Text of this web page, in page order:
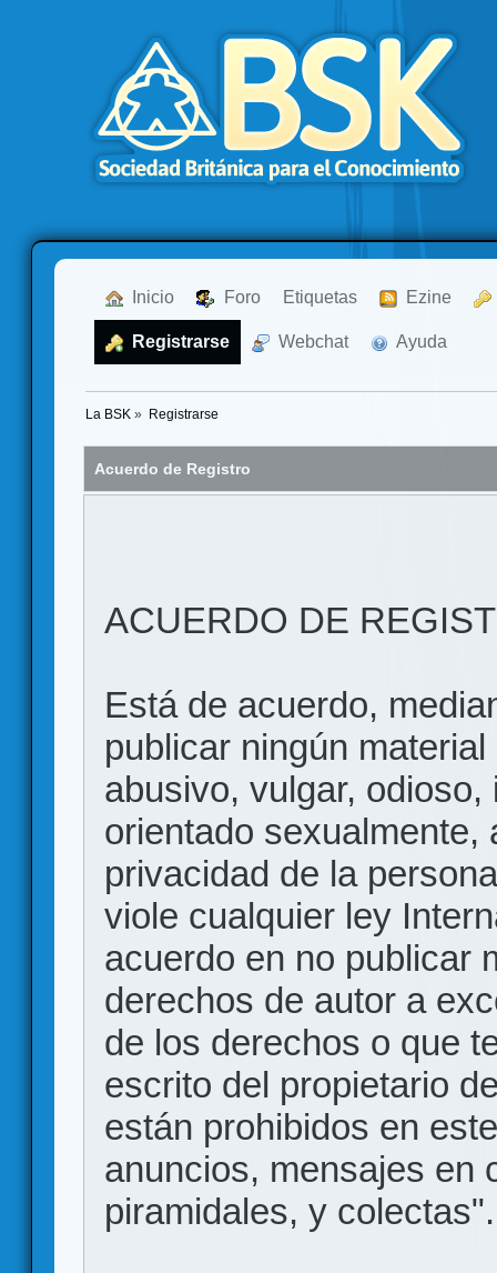
Inicio Foro Etiquetas Ezine
Registrarse Webchat Ayuda
La BSK » Registrarse
Acuerdo de Registro
ACUERDO DE
Está de acuerdo,
publicar ningún
abusivo, vulgar,
orientado sexualmente,
privacidad de la
viole cualquier ley
acuerdo en no publicar
derechos de autor a
de los derechos o que
escrito del propietario
están prohibidos en
anuncios, mensajes en
piramidales, y colectas".